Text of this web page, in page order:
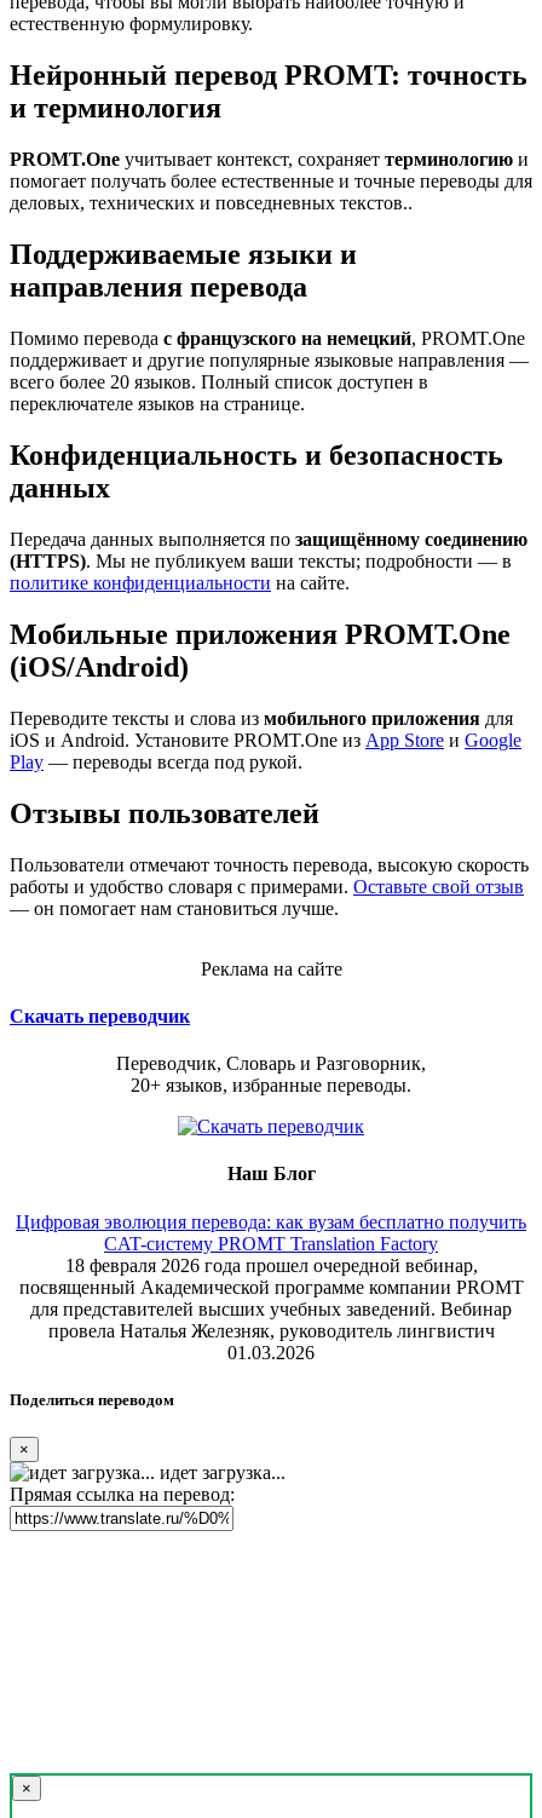
естественную формулировку.
Нейронный перевод PROMT: точность
и терминология
PROMT.One учитывает контекст, сохраняет терминологию и
помогает получать более естественные и точные переводы для
деловых, технических и повседневных текстов..
Поддерживаемые языки и
направления перевода
Помимо перевода с французского на немецкий, PROMT.One
поддерживает и другие популярные языковые направления —
всего более 20 языков. Полный список доступен в
переключателе языков на странице.
Конфиденциальность и безопасность
данных
Передача данных выполняется по защищённому соединению
(HTTPS). Мы не публикуем ваши тексты; подробности — в
политике конфиденциальности на сайте.
Мобильные приложения PROMT.One
(iOS/Android)
Переводите тексты и слова из мобильного приложения для
iOS и Android. Установите PROMT.One из App Store и Google
Play — переводы всегда под рукой.
Отзывы пользователей
Пользователи отмечают точность перевода, высокую скорость
работы и удобство словаря с примерами. Оставьте свой отзыв
— он помогает нам становиться лучше.
Реклама на сайте
Скачать переводчик
Переводчик, Словарь и Разговорник,
20+ языков, избранные переводы.
Наш Блог
Цифровая эволюция перевода: как вузам бесплатно получить
CAT-систему PROMT Translation Factory
18 февраля 2026 года прошел очередной вебинар,
посвященный Академической программе компании PROMT
для представителей высших учебных заведений. Вебинар
провела Наталья Железняк, руководитель лингвистич
01.03.2026
Поделиться переводом
×
идет загрузка...
Прямая ссылка на перевод:
×